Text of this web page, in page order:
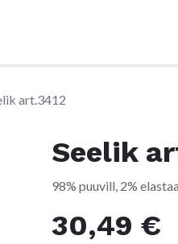
art.3412
Seelik
98% puuvill, 2%
30,49 €